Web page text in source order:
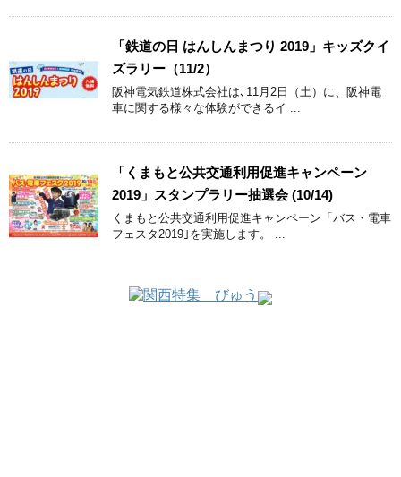
「鉄道の日 はんしんまつり 2019」キッズクイ
ズラリー（11/2）
阪神電気鉄道株式会社は､11月2日（土）に、阪神電
車に関する様々な体験ができるイ ...
「くまもと公共交通利用促進キャンペーン
2019」スタンプラリー抽選会 (10/14)
くまもと公共交通利用促進キャンペーン「バス・電車
フェスタ2019｣を実施します。 ...